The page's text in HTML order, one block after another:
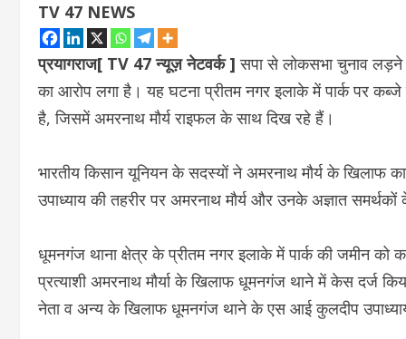
TV 47 NEWS
प्रयागराज[ TV 47 न्यूज़ नेटवर्क ] सपा से लोकसभा चुनाव लड़ने
का आरोप लगा है। यह घटना प्रीतम नगर इलाके में पार्क पर कब्जे
है, जिसमें अमरनाथ मौर्य राइफल के साथ दिख रहे हैं।
भारतीय किसान यूनियन के सदस्यों ने अमरनाथ मौर्य के खिलाफ
उपाध्याय की तहरीर पर अमरनाथ मौर्य और उनके अज्ञात
धूमनगंज थाना क्षेत्र के प्रीतम नगर इलाके में पार्क की जमीन को
प्रत्याशी अमरनाथ मौर्या के खिलाफ धूमनगंज थाने में केस दर्ज
नेता व अन्य के खिलाफ धूमनगंज थाने के एस आई कुलदीप